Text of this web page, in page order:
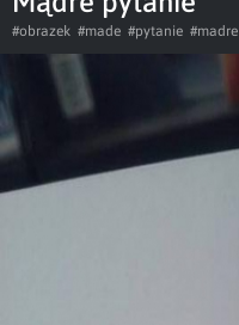
#obrazek #made #pytanie #madre